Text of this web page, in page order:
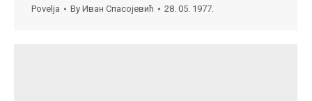
Povelja By Иван Спасојевић 28. 05. 1977.